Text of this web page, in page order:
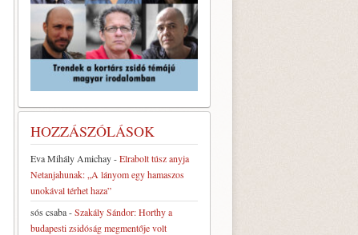
HOZZÁSZÓLÁSOK
Eva Mihály Amichay-Elrabolt túsz anyja
Netanjahunak: „A lányom egy hamaszos
unokával térhet haza”
sós csaba-Szakály Sándor: Horthy a
budapesti zsidóság megmentője volt